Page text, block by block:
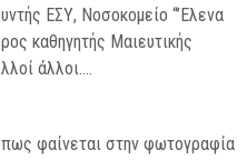
ΕΣΥ, Νοσοκομείο “’Ελενα
καθηγητής Μαιευτικής
άλλοι….
φαίνεται στην φωτογραφία